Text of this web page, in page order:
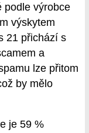
podle výrobce
výskytem
21 přichází s
a
lze přitom
by mělo
je 59 %